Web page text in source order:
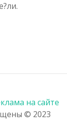
на сайте
© 2023